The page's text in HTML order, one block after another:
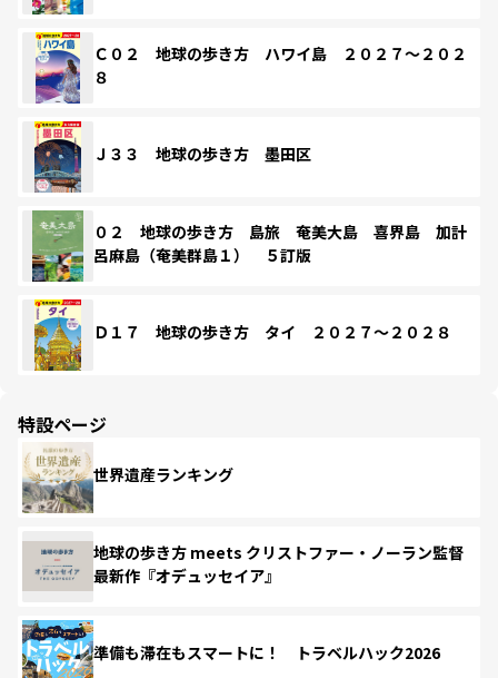
Ｃ０２ 地球の歩き方 ハワイ島 ２０２７～２０２
８
Ｊ３３ 地球の歩き方 墨田区
０２ 地球の歩き方 島旅 奄美大島 喜界島 加計
呂麻島（奄美群島１） ５訂版
Ｄ１７ 地球の歩き方 タイ ２０２７～２０２８
特設ページ
世界遺産ランキング
地球の歩き方 meets クリストファー・ノーラン監督
最新作『オデュッセイア』
準備も滞在もスマートに！ トラベルハック2026